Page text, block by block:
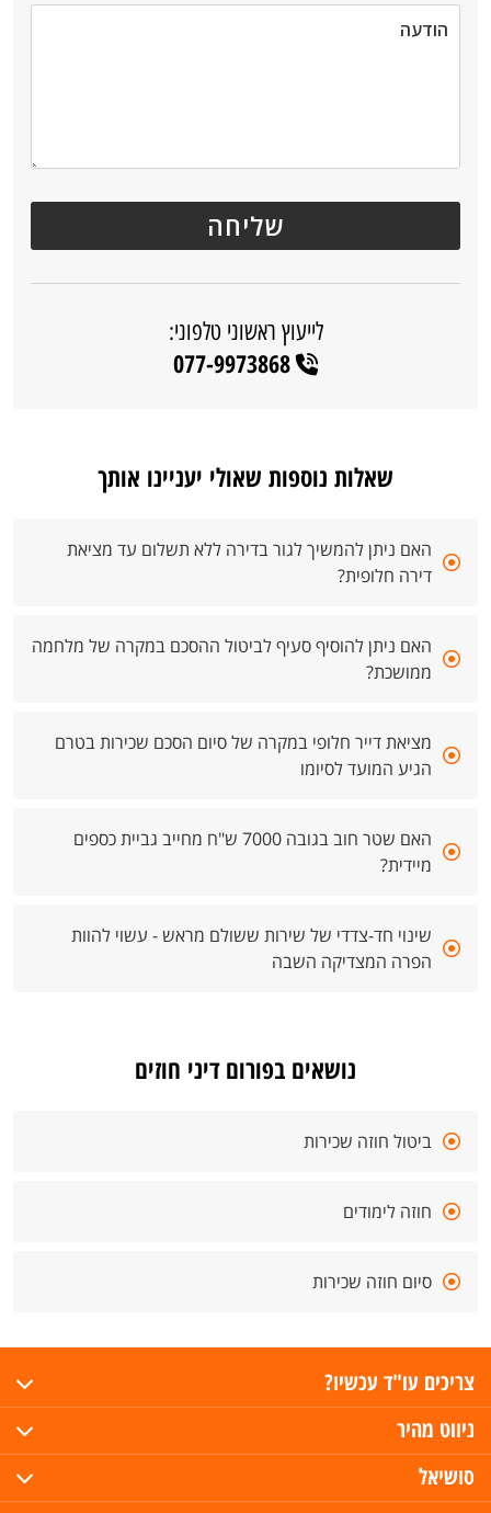
לייעוץ ראשוני טלפוני:
077-9973868
שאלות נוספות שאולי יעניינו אותך
האם ניתן להמשיך לגור בדירה ללא תשלום עד מציאת
דירה חלופית?
האם ניתן להוסיף סעיף לביטול ההסכם במקרה של מלחמה
ממושכת?
מציאת דייר חלופי במקרה של סיום הסכם שכירות בטרם
הגיע המועד לסיומו
האם שטר חוב בגובה 7000 ש"ח מחייב גביית כספים
מיידית?
שינוי חד-צדדי של שירות ששולם מראש - עשוי להוות
הפרה המצדיקה השבה
נושאים בפורום דיני חוזים
ביטול חוזה שכירות
חוזה לימודים
סיום חוזה שכירות
צריכים עו"ד עכשיו?
ניווט מהיר
סושיאל